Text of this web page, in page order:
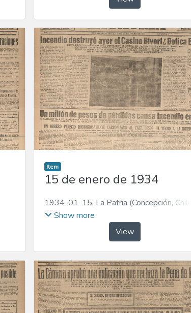
Item
15 de enero de 1934
1934-01-15, La Patria (Concepción, Chile :
1923)
Show more
View